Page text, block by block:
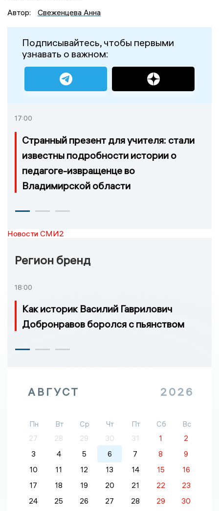
Автор:
Свеженцева Анна
Подписывайтесь, чтобы первыми
узнавать о важном:
17:00
Странный презент для учителя: стали
известны подробности истории о
педагоге-извращенце во
Владимирской области
Новости СМИ2
Регион бренд
18:00
Как историк Василий Гаврилович
Добронравов боролся с пьянством
АВГУСТ 2026
Пн Вт Ср Чт Пт Сб
Вс
27
28 29 30 31 1
2
3
4 5 6 7 8
9
10
11 12 13 14 15
16
17
18 19 20 21 22
23
24
25 26 27 28 29 30